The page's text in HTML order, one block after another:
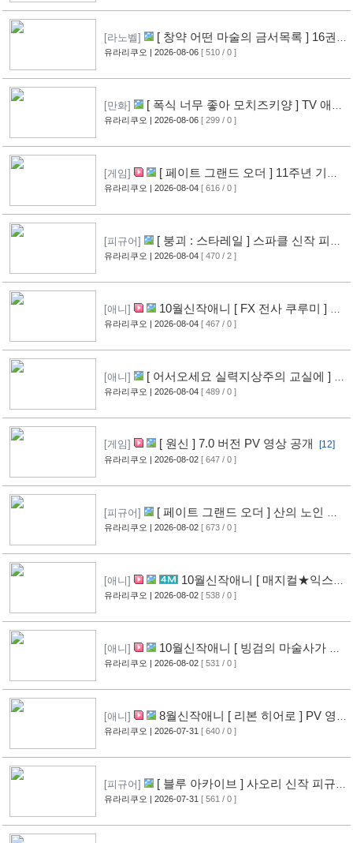
[라노벨]
[ 창약 어떤 마술의 금서목록 ] 16권
표지 공개
[12]
유라리쿠오 | 2026-08-06 [ 510 / 0 ]
[만화]
[ 폭식 너무 좋아 모치즈키양 ] TV 애니
메이션화 결정 [13]
유라리쿠오 | 2026-08-06 [ 299 / 0 ]
[게임]
[ 페이트 그랜드 오더 ] 11주년 기념
영상 공개
[11]
유라리쿠오 | 2026-08-04 [ 616 / 0 ]
[피규어]
[ 붕괴 : 스타레일 ] 스파클 신작 피규
어 공개
[8]
유라리쿠오 | 2026-08-04 [ 470 / 2 ]
[애니]
10월신작애니 [ FX 전사 쿠루미 ] PV
영상 공개
[9]
유라리쿠오 | 2026-08-04 [ 467 / 0 ]
[애니]
[ 어서오세요 실력지상주의 교실에 ] 블
루레이 VOL.2 표지 공개 [10]
유라리쿠오 | 2026-08-04 [ 489 / 0 ]
[게임] [ 원신 ] 7.0 버전 PV 영상 공개 [12]
유라리쿠오 | 2026-08-02 [ 647 / 0 ]
[피규어]
[ 페이트 그랜드 오더 ] 산의 노인 신
작 피규어 공개 [17]
유라리쿠오 | 2026-08-02 [ 673 / 0 ]
[애니]
10월신작애니 [ 매지컬★익스플
로러 ] PV 영상 공개 [12]
유라리쿠오 | 2026-08-02 [ 538 / 0 ]
[애니]
10월신작애니 [ 빙검의 마술사가 세
계를 다스린다 ] 2기 PV 영상 공개
유라리쿠오 | 2026-08-02 [ 531 / 0 ]
[애니]
8월신작애니 [ 리본 히어로 ] PV 영
상 공개
[11]
유라리쿠오 | 2026-07-31 [ 640 / 0 ]
[피규어]
[ 블루 아카이브 ] 사오리 신작 피규어
공개 [10]
유라리쿠오 | 2026-07-31 [ 561 / 0 ]